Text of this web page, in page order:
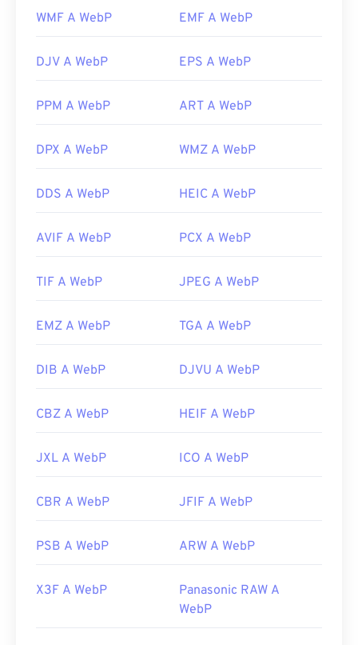
PaintShop Pro
. Prima di utilizzareIrfanView
assicurati di installare i plugin per l'apertura di
Sviluppato da:
Articolo di Google Developer sulla compressione
Strumenti WebP correlati:
colori dalle immagini WebP
WMF A WebP EMF A WebP
DJV A WebP EPS A WebP
PPM A WebP ART A WebP
DPX A WebP WMZ A WebP
DDS A WebP HEIC A WebP
AVIF A WebP PCX A WebP
TIF A WebP JPEG A WebP
EMZ A WebP TGA A WebP
DIB A WebP DJVU A WebP
CBZ A WebP HEIF A WebP
JXL A WebP ICO A WebP
CBR A WebP JFIF A WebP
PSB A WebP ARW A WebP
X3F A WebP
Panasonic RAW A
WebP